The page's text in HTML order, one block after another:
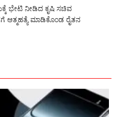
ಭೇಟಿ ನೀಡಿದ ಕೃಷಿ ಸಚಿವ
ಆತ್ಮಹತ್ಯೆ ಮಾಡಿಕೊಂಡ ರೈತನ